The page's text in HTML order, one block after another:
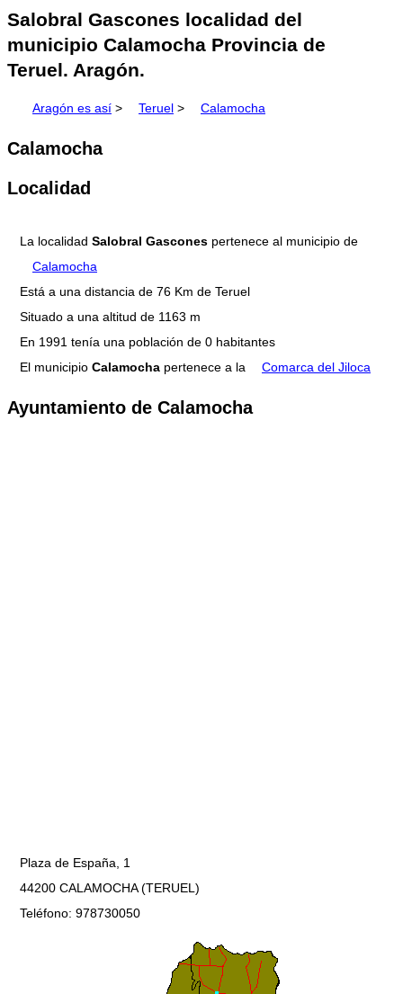
Salobral Gascones localidad del
municipio Calamocha Provincia de
Teruel. Aragón.
Aragón es así > Teruel > Calamocha
Calamocha
Localidad
La localidad Salobral Gascones pertenece al municipio de
Calamocha
Está a una distancia de 76 Km de Teruel
Situado a una altitud de 1163 m
En 1991 tenía una población de 0 habitantes
El municipio Calamocha pertenece a la Comarca del Jiloca
Ayuntamiento de Calamocha
Plaza de España, 1
44200 CALAMOCHA (TERUEL)
Teléfono: 978730050